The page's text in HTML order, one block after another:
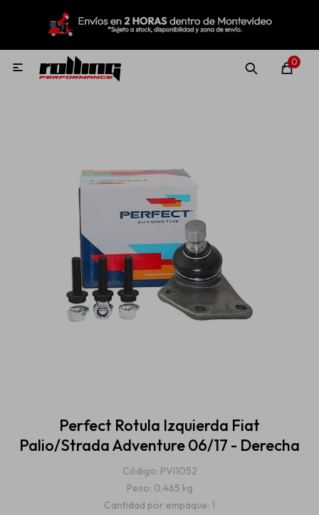
0

Perfect Rotula Izquierda Fiat
Palio/Strada Adventure 06/17 - Derecha
Código: PVI1052
Peso: 0,465 kg
Cantidad por empaque: 1
MI CUENTA
Nuevo! Rolling Repuestos
Lubricantes
Aerosoles
Accesorios